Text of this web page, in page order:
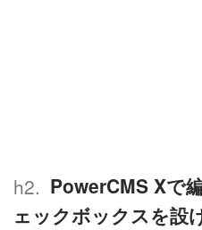
PowerCMS Xで
ェックボックスを設